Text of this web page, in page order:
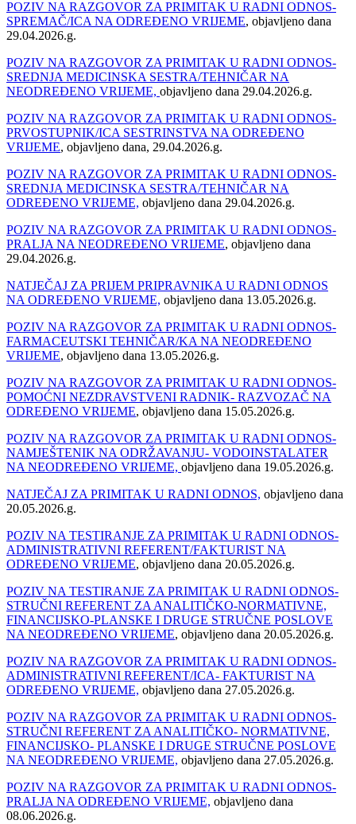
POZIV NA RAZGOVOR ZA PRIMITAK U RADNI ODNOS-
SPREMAČ/ICA NA ODREĐENO VRIJEME, objavljeno dana
29.04.2026.g.
POZIV NA RAZGOVOR ZA PRIMITAK U RADNI ODNOS-
SREDNJA MEDICINSKA SESTRA/TEHNIČAR NA
NEODREĐENO VRIJEME, objavljeno dana 29.04.2026.g.
POZIV NA RAZGOVOR ZA PRIMITAK U RADNI ODNOS-
PRVOSTUPNIK/ICA SESTRINSTVA NA ODREĐENO
VRIJEME, objavljeno dana, 29.04.2026.g.
POZIV NA RAZGOVOR ZA PRIMITAK U RADNI ODNOS-
SREDNJA MEDICINSKA SESTRA/TEHNIČAR NA
ODREĐENO VRIJEME, objavljeno dana 29.04.2026.g.
POZIV NA RAZGOVOR ZA PRIMITAK U RADNI ODNOS-
PRALJA NA NEODREĐENO VRIJEME, objavljeno dana
29.04.2026.g.
NATJEČAJ ZA PRIJEM PRIPRAVNIKA U RADNI ODNOS
NA ODREĐENO VRIJEME, objavljeno dana 13.05.2026.g.
POZIV NA RAZGOVOR ZA PRIMITAK U RADNI ODNOS-
FARMACEUTSKI TEHNIČAR/KA NA NEODREĐENO
VRIJEME, objavljeno dana 13.05.2026.g.
POZIV NA RAZGOVOR ZA PRIMITAK U RADNI ODNOS-
POMOĆNI NEZDRAVSTVENI RADNIK- RAZVOZAČ NA
ODREĐENO VRIJEME, objavljeno dana 15.05.2026.g.
POZIV NA RAZGOVOR ZA PRIMITAK U RADNI ODNOS-
NAMJEŠTENIK NA ODRŽAVANJU- VODOINSTALATER
NA NEODREĐENO VRIJEME, objavljeno dana 19.05.2026.g.
NATJEČAJ ZA PRIMITAK U RADNI ODNOS, objavljeno dana
20.05.2026.g.
POZIV NA TESTIRANJE ZA PRIMITAK U RADNI ODNOS-
ADMINISTRATIVNI REFERENT/FAKTURIST NA
ODREĐENO VRIJEME, objavljeno dana 20.05.2026.g.
POZIV NA TESTIRANJE ZA PRIMITAK U RADNI ODNOS-
STRUČNI REFERENT ZA ANALITIČKO-NORMATIVNE,
FINANCIJSKO-PLANSKE I DRUGE STRUČNE POSLOVE
NA NEODREĐENO VRIJEME, objavljeno dana 20.05.2026.g.
POZIV NA RAZGOVOR ZA PRIMITAK U RADNI ODNOS-
ADMINISTRATIVNI REFERENT/ICA- FAKTURIST NA
ODREĐENO VRIJEME, objavljeno dana 27.05.2026.g.
POZIV NA RAZGOVOR ZA PRIMITAK U RADNI ODNOS-
STRUČNI REFERENT ZA ANALITIČKO- NORMATIVNE,
FINANCIJSKO- PLANSKE I DRUGE STRUČNE POSLOVE
NA NEODREĐENO VRIJEME, objavljeno dana 27.05.2026.g.
POZIV NA RAZGOVOR ZA PRIMITAK U RADNI ODNOS-
PRALJA NA ODREĐENO VRIJEME, objavljeno dana
08.06.2026.g.